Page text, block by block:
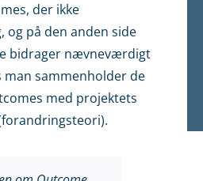
der ikke
og på den anden side
bidrager nævneværdigt
man sammenholder de
med projektets